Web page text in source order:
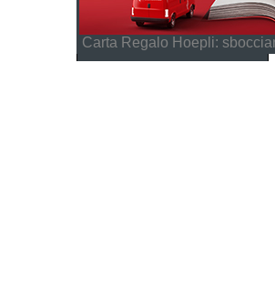
Carta Regalo Hoepli: